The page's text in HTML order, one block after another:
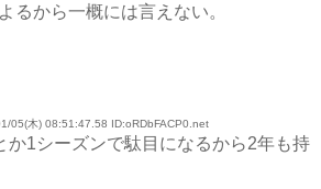
るから一概には言えない。
05(木) 08:51:47.58 ID:oRDbFACP0.net
か1シーズンで駄目になるから2年も持